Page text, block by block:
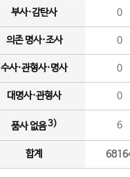
부사·감탄사 0
의존 명사·조사 0
수사·관형사·명사 0
대명사·관형사 0
품사 없음3) 6
합계